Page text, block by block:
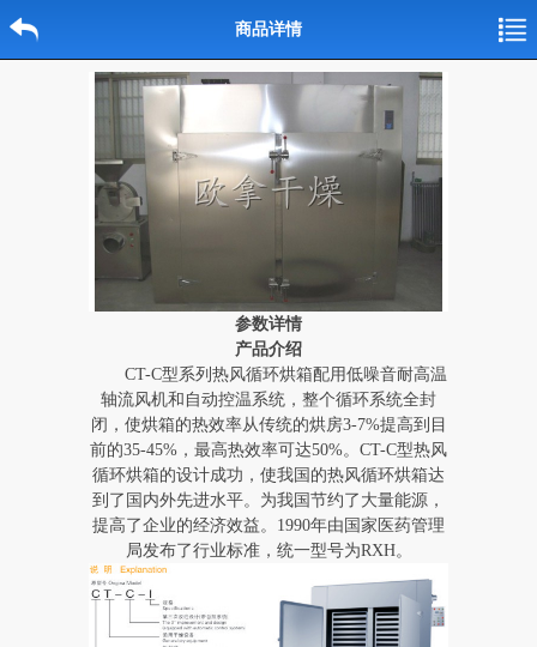
商品详情
参数详情
产品介绍
CT-C型系列热风循环烘箱配用低噪音耐高温
轴流风机和自动控温系统，整个循环系统全封
闭，使烘箱的热效率从传统的烘房3-7%提高到目
前的35-45%，最高热效率可达50%。CT-C型热风
循环烘箱的设计成功，使我国的热风循环烘箱达
到了国内外先进水平。为我国节约了大量能源，
提高了企业的经济效益。1990年由国家医药管理
局发布了行业标准，统一型号为RXH。